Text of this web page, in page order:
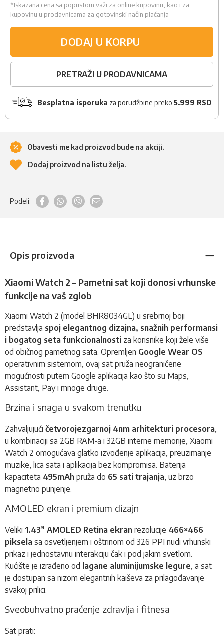
*Iskazana cena sa popustom važi za online kupovinu, kao i za
kupovinu u prodavnicama za gotovinski način plaćanja
DODAJ U KORPU
PRETRAŽI U PRODAVNICAMA
Besplatna isporuka za porudžbine preko 5.999 RSD
Obavesti me kad proizvod bude na akciji.
Dodaj proizvod na listu želja.
Podeli:
Opis proizvoda
Xiaomi Watch 2 – Pametni sat koji donosi vrhunske
funkcije na vaš zglob
Xiaomi Watch 2 (model BHR8034GL) u srebrnoj boji
predstavlja spoj elegantnog dizajna, snažnih performansi
i bogatog seta funkcionalnosti za korisnike koji žele više
od običnog pametnog sata. Opremljen Google Wear OS
operativnim sistemom, ovaj sat pruža neograničene
mogućnosti putem Google aplikacija kao što su Maps,
Assistant, Pay i mnoge druge.
Brzina i snaga u svakom trenutku
Zahvaljujući četvorojezgarnoj 4nm arhitekturi procesora,
u kombinaciji sa 2GB RAM-a i 32GB interne memorije, Xiaomi
Watch 2 omogućava glatko izvođenje aplikacija, preuzimanje
muzike, lica sata i aplikacija bez kompromisa. Baterija
kapaciteta 495mAh pruža do 65 sati trajanja, uz brzo
magnetno punjenje.
AMOLED ekran i premium dizajn
Veliki 1.43” AMOLED Retina ekran rezolucije 466×466
piksela sa osvetljenjem i oštrinom od 326 PPI nudi vrhunski
prikaz i jednostavnu interakciju čak i pod jakim svetlom.
Kućište je izrađeno od lagane aluminijumske legure, a sat
je dostupan sa nizom elegantnih kaiševa za prilagođavanje
svakoj prilici.
Sveobuhvatno praćenje zdravlja i fitnesa
Sat prati: